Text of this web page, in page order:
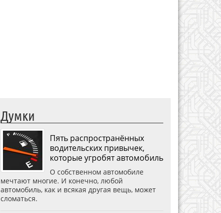
Думки
Пять распространённых
водительских привычек,
которые угробят автомобиль
О собственном автомобиле
мечтают многие. И конечно, любой
автомобиль, как и всякая другая вещь, может
сломаться.